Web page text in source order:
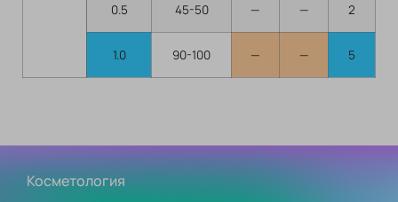
0.5 45-50 — — 2
1.0 90-100 — — 5
Косметология